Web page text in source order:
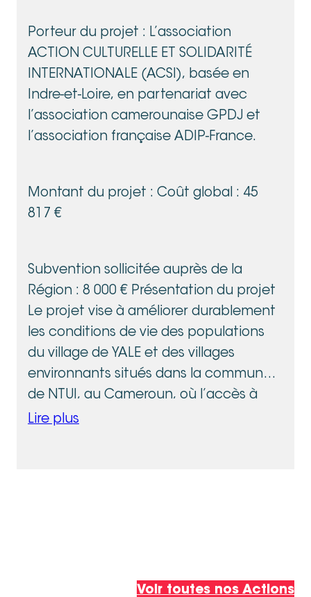
Porteur du projet : L’association
ACTION CULTURELLE ET SOLIDARITÉ
INTERNATIONALE (ACSI), basée en
Indre-et-Loire, en partenariat avec
l’association camerounaise GPDJ et
l’association française ADIP-France.
Montant du projet : Coût global : 45
817 €
Subvention sollicitée auprès de la
Région : 8 000 € Présentation du projet
Le projet vise à améliorer durablement
les conditions de vie des populations
du village de YALE et des villages
environnants situés dans la commune
de NTUI, au Cameroun, où l’accès à
l’eau potable reste inexistant. Cette
La sensibilisation des populations aux
Lire plus
Voir toutes nos Actions